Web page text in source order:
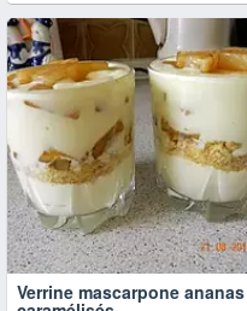
Verrine mascarpone ananas